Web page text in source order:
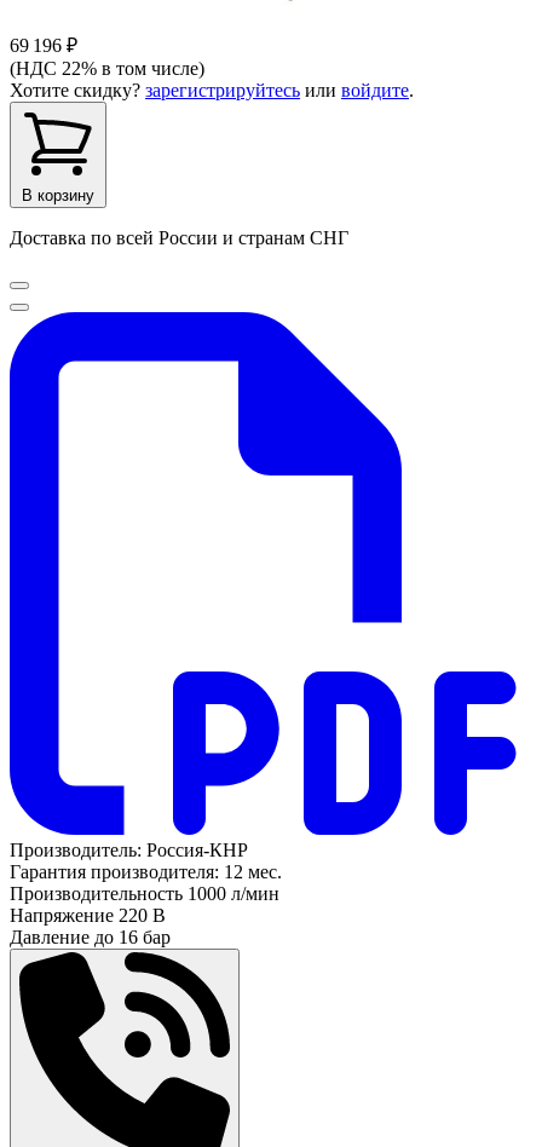
69 196 ₽
(НДС 22% в том числе)
Хотите скидку? зарегистрируйтесь или войдите.
В корзину
Доставка по всей России и странам СНГ
Производитель: Россия-КНР
Гарантия производителя: 12 мес.
Производительность 1000 л/мин
Напряжение 220 В
Давление до 16 бар